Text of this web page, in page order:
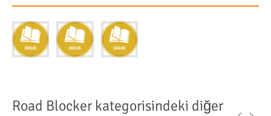
Road Blockerkategorisindeki diğer